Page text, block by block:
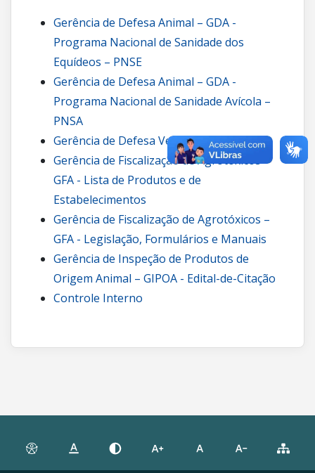
Gerência de Defesa Animal – GDA -
Programa Nacional de Sanidade dos
Equídeos – PNSE
Gerência de Defesa Animal – GDA -
Programa Nacional de Sanidade Avícola –
PNSA
Gerência de Defesa Vegetal – GDV
Gerência de Fiscalização de Agrotóxicos –
GFA - Lista de Produtos e de
Estabelecimentos
Gerência de Fiscalização de Agrotóxicos –
GFA - Legislação, Formulários e Manuais
Gerência de Inspeção de Produtos de
Origem Animal – GIPOA - Edital-de-Citação
Controle Interno